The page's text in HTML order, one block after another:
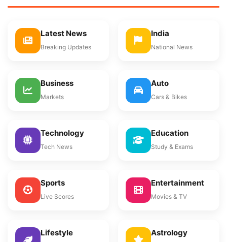
Latest News
Breaking Updates
India
National News
Business
Markets
Auto
Cars & Bikes
Technology
Tech News
Education
Study & Exams
Sports
Live Scores
Entertainment
Movies & TV
Lifestyle Astrology